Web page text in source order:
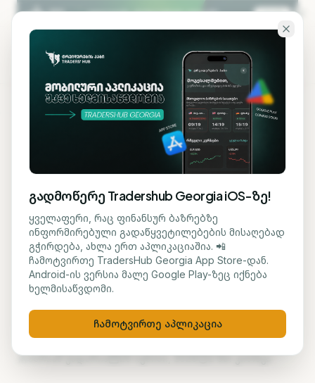
გადადი ძირითად შინაარსზე
KA EN
ᲡᲐᲤᲝᲜᲓᲝ
Aehr Test Systems-ის
აქციები მკვეთრად
გაიზარდა: კომპანია
ხელოვნური ინტელექტის
ბაზარზე მკვიდრდება
მარიამ ქადარია 29 ივნისი, 2026 2 წთ კითხვა
გადმოწერე Tradershub Georgia iOS-ზე!
ყველაფერი, რაც ფინანსურ ბაზრებზე
ინფორმირებული გადაწყვეტილებების მისაღებად
გჭირდება, ახლა ერთ აპლიკაციაშია. 📲
ჩამოტვირთე TradersHub Georgia App Store-დან.
Android-ის ვერსია მალე Google Play-ზეც იქნება
ხელმისაწვდომი.
ჩამოტვირთე აპლიკაცია